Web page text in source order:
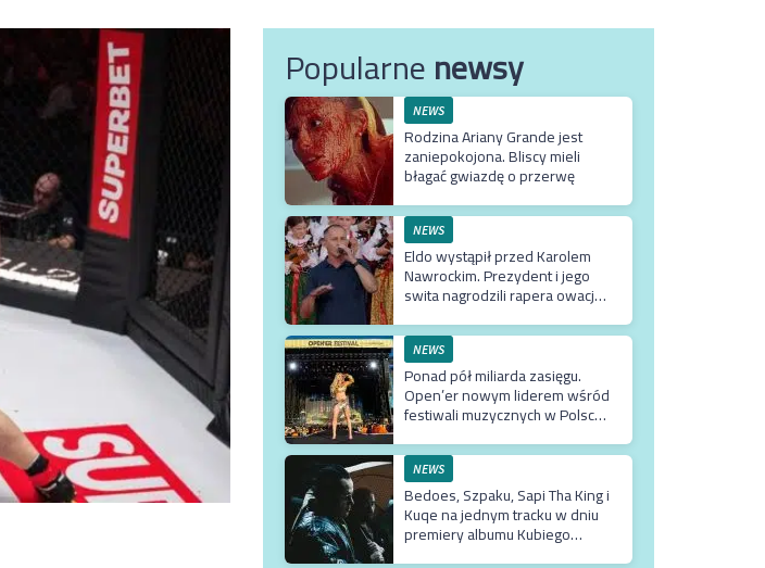
Popularnenewsy
NEWS
Rodzina Ariany Grande jest
zaniepokojona. Bliscy mieli
błagać gwiazdę o przerwę
NEWS
Eldo wystąpił przed Karolem
Nawrockim. Prezydent i jego
swita nagrodzili rapera owacją
NEWS
Ponad pół miliarda zasięgu.
Open’er nowym liderem wśród
festiwali muzycznych w Polsce.
NEWS
Bedoes, Szpaku, Sapi Tha King i
Kuqe na jednym tracku w dniu
premiery albumu Kubiego